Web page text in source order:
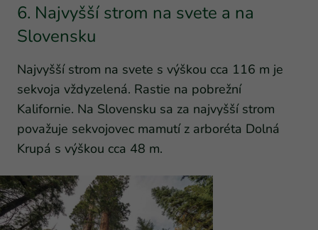
6. Najvyšší strom na svete a na
Slovensku
Najvyšší strom na svete s výškou cca 116 m je
sekvoja vždyzelená. Rastie na pobrežní
Kalifornie. Na Slovensku sa za najvyšší strom
považuje sekvojovec mamutí z arboréta Dolná
Krupá s výškou cca 48 m.